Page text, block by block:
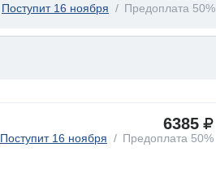
Поступит 16 ноября Предоплата 50%
6385
Поступит 16 ноября Предоплата 50%